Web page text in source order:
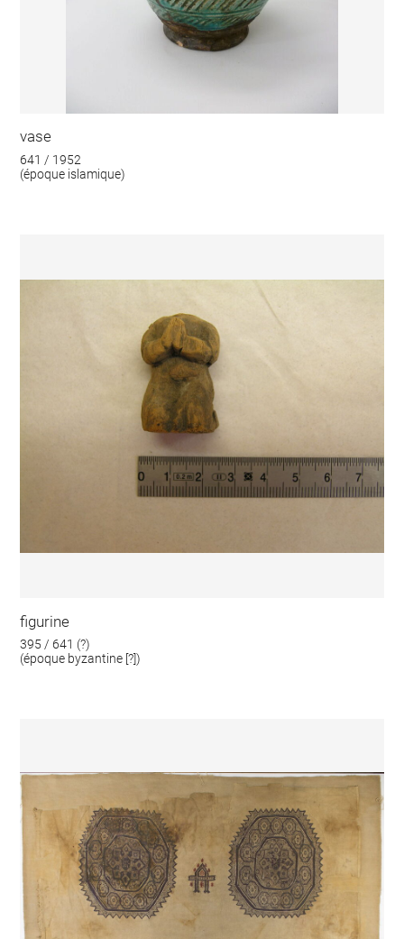
vase
641 / 1952
(époque islamique)
figurine
395 / 641 (?)
(époque byzantine [?])